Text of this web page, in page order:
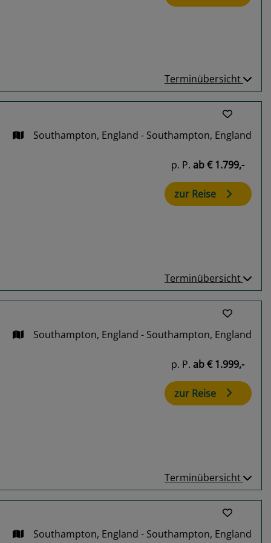
Terminübersicht
Southampton, England - Southampton, England
p. P. ab€ 1.799,-
zur Reise
Terminübersicht
Southampton, England - Southampton, England
p. P. ab€ 1.999,-
zur Reise
Terminübersicht
Southampton, England - Southampton, England